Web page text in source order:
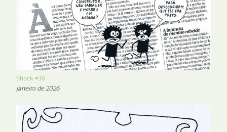
Shock #36
Janeiro de 2026